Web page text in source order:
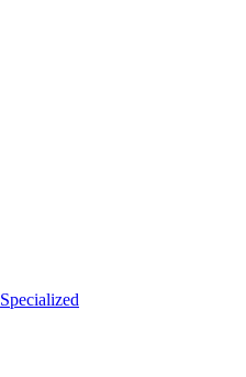
Specialized